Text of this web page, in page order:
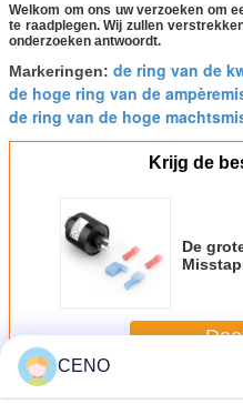
Welkom om ons uw verzoeken om
te raadplegen. Wij zullen
onderzoeken antwoordt.
Markeringen: de ring van de
de hoge ring van de
de ring van de hoge
Krijg de
De
MeerHoge Huidige
CENO